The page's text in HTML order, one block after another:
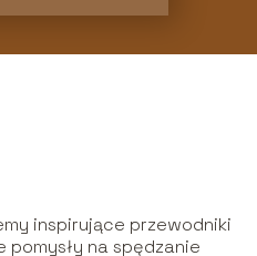
inspirujące przewodniki
na spędzanie